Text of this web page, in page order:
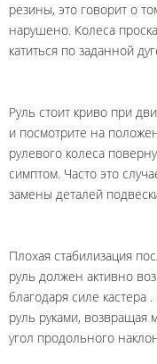
резины, это говорит о
нарушено. Колеса
катиться по заданной
Руль стоит криво при
и посмотрите на
рулевого колеса
симптом. Часто это
замены деталей
Плохая стабилизация
руль должен активно
благодаря силе кастера .
руль руками,
угол продольного